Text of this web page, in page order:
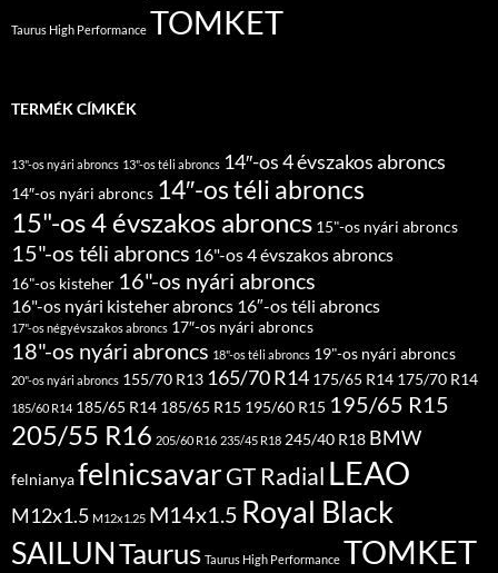
Taurus High Performance TOMKET
TERMÉK CÍMKÉK
13"-os nyári abroncs 13"-os téli abroncs 14″-os 4 évszakos abroncs
14″-os nyári abroncs 14″-os téli abroncs
15"-os 4 évszakos abroncs 15"-os nyári abroncs
15"-os téli abroncs 16"-os 4 évszakos abroncs
16"-os kisteher 16"-os nyári abroncs
16"-os nyári kisteher abroncs 16″-os téli abroncs
17"-os négyévszakos abroncs 17″-os nyári abroncs
18"-os nyári abroncs 18"-os téli abroncs 19"-os nyári abroncs
20"-os nyári abroncs 155/70 R13 165/70 R14 175/65 R14 175/70 R14
185/60 R14 185/65 R14 185/65 R15 195/60 R15 195/65 R15
205/55 R16 205/60 R16 235/45 R18 245/40 R18 BMW
felnianyafelnicsavarGT Radial LEAO
M12x1.5 M12x1.25 M14x1.5 Royal Black
SAILUNTaurus Taurus High Performance TOMKET